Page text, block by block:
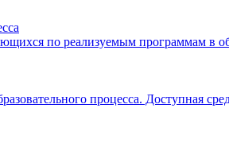
по реализуемым программам в
процесса. Доступная